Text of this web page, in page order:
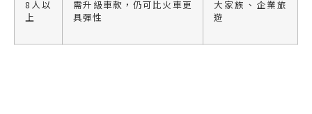
8人以
上
需升級車款，仍可比火車更
具彈性
大家族、企業旅
遊